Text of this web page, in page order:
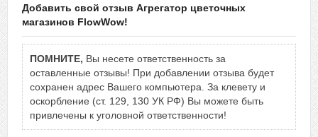
Добавить свой отзыв Агрегатор цветочных
магазинов FlowWow!
ПОМНИТЕ, Вы несете ответственность за
оставленные отзывы! При добавлении отзыва будет
сохранен адрес Вашего компьютера. За клевету и
оскорбление (ст. 129, 130 УК РФ) Вы можете быть
привлечены к уголовной ответственности!